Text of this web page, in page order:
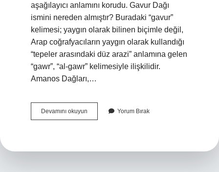
aşağılayıcı anlamını korudu. Gavur Dağı
ismini nereden almıştır? Buradaki “gavur”
kelimesi; yaygın olarak bilinen biçimle değil,
Arap coğrafyacıların yaygın olarak kullandığı
“tepeler arasındaki düz arazi” anlamına gelen
“gawr”, “al-gawr” kelimesiyle ilişkilidir.
Amanos Dağları,…
Devamını okuyun
Hanı
Yorum Bırak